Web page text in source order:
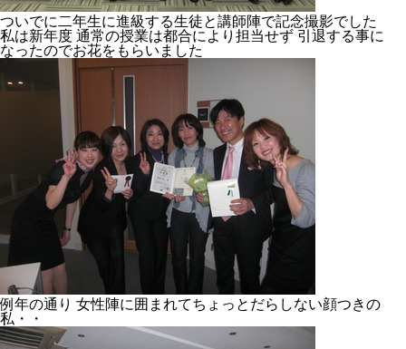
ついでに二年生に進級する生徒と講師陣で記念撮影でした
私は新年度 通常の授業は都合により担当せず 引退する事に
なったのでお花をもらいました
例年の通り 女性陣に囲まれてちょっとだらしない顔つきの
私・・